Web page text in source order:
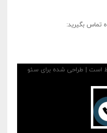
تماس بگیرید:
است | طراحی شده برای سئو